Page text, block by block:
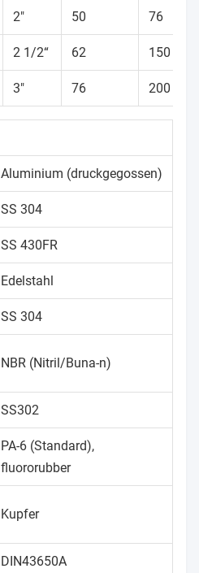
2" 50 76
2 1/2“ 62 150
3" 76 200
Aluminium (druckgegossen)
SS 304
SS 430FR
Edelstahl
SS 304
NBR (Nitril/Buna-n)
SS302
PA-6 (Standard),
fluororubber
Kupfer
DIN43650A